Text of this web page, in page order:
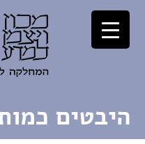
לתוכן
לניווט
היבטים